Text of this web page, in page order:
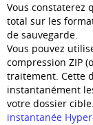
Vous constaterez
total sur les
de sauvegarde.
Vous pouvez
compression ZIP
traitement. Cette
instantanément
votre dossier
instantanée